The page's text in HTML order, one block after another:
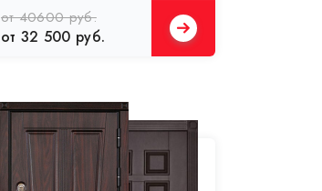
от 40600 руб.
от 32 500 руб.